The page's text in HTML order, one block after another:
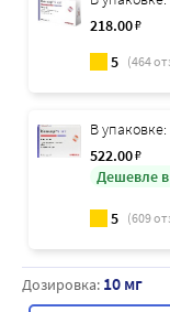
218.00₽
5 (464
В упаковке:
522.00₽
Дешевле
5 (609
Дозировка: 10 мг